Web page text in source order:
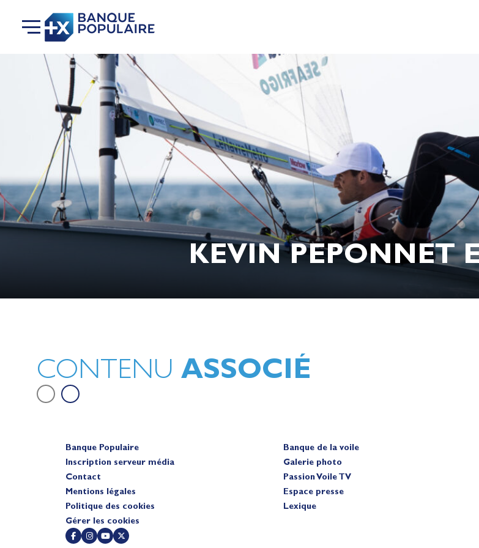
KEVIN PEPONNET
CONTENU ASSOCIÉ
Lauriane Nolot en or à Long Beach,
Mathilde
Berthomieu,
Banque Populaire
Inscription serveur média
Contact
Mentions légales
Politique des cookies
Gérer les cookies
Banque de la voile
Galerie photo
Passion Voile TV
Espace presse
Lexique